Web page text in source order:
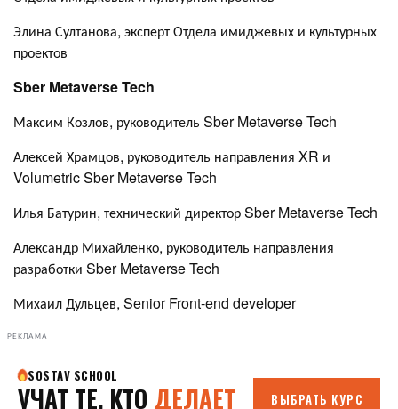
Элина Султанова, эксперт Отдела имиджевых и культурных
проектов
Sber Metaverse Tech
Максим Козлов, руководитель Sber Metaverse Tech
Алексей Храмцов, руководитель направления XR и
Volumetric Sber Metaverse Tech
Илья Батурин, технический директор Sber Metaverse Tech
Александр Михайленко, руководитель направления
разработки Sber Metaverse Tech
Михаил Дульцев, Senior Front-end developer
РЕКЛАМА